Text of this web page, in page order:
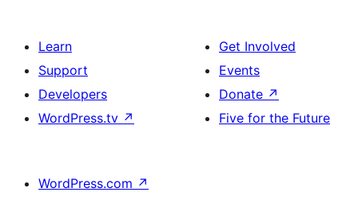
Learn
Support
Developers
WordPress.tv ↗
Get Involved
Events
Donate ↗
Five for the Future
WordPress.com ↗